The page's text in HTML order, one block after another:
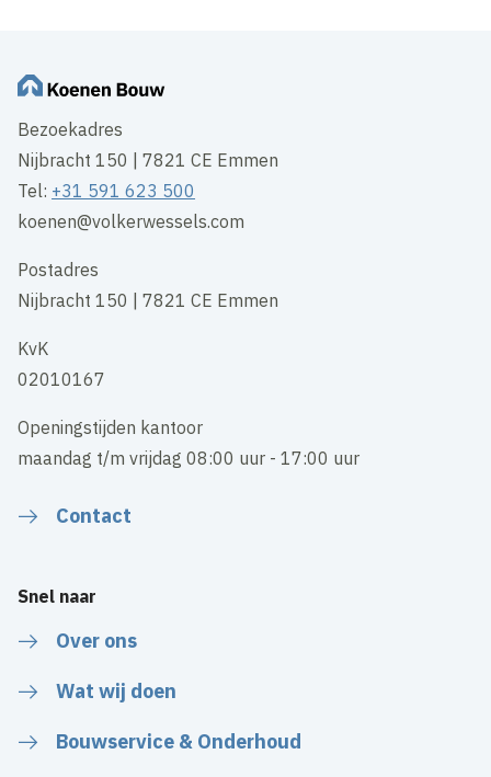
Bezoekadres
Nijbracht 150 | 7821 CE Emmen
Tel: +31 591 623 500
koenen@volkerwessels.com
Postadres
Nijbracht 150 | 7821 CE Emmen
KvK
02010167
Openingstijden kantoor
maandag t/m vrijdag 08:00 uur - 17:00 uur
Contact
Snel naar
Over ons
Wat wij doen
Bouwservice & Onderhoud